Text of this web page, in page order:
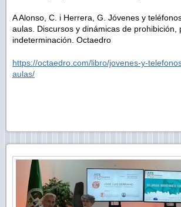
A Alonso, C. i Herrera, G. Jóvenes y
aulas. Discursos y dinámicas de prohibición,
indeterminación. Octaedro
https://octaedro.com/libro/jovenes-y-
aulas/